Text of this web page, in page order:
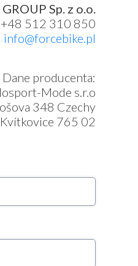
Sp. z o.o.
+48 512 310 850
info@forcebike.pl
Dane producenta:
Mode s.r.o
348 Czechy
765 02